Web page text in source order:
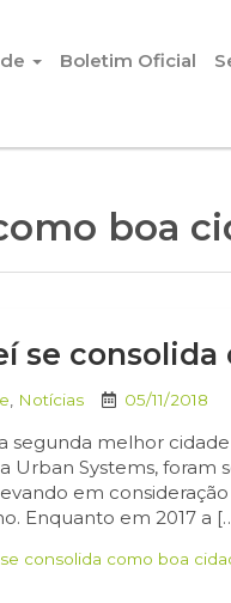
Boletim Oficial
boa
se
Notícias 05/11/2018
segunda melhor
Urban Systems, foram
em
Enquanto em 2017 a
consolida como boa